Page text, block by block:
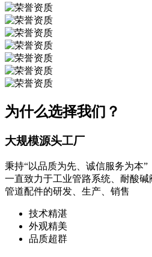
为什么选择我们？
大规模源头工厂
秉持“以品质为先、诚信服务为本”
一直致力于工业管路系统、耐酸
管道配件的研发、生产、销售
技术精湛
外观精美
品质超群